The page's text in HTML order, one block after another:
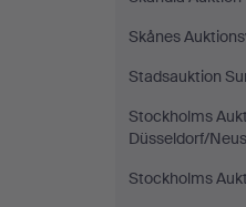
Skånes
Stadsauktion
Stockholms
Düsseldorf/
Stockholms